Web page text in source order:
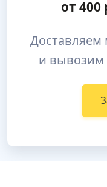
от 400
Доставляем
и вывозим